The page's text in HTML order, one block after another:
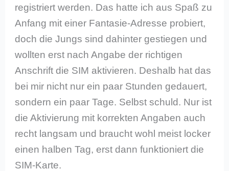
registriert werden. Das hatte ich aus Spaß zu
Anfang mit einer Fantasie-Adresse probiert,
doch die Jungs sind dahinter gestiegen und
wollten erst nach Angabe der richtigen
Anschrift die SIM aktivieren. Deshalb hat das
bei mir nicht nur ein paar Stunden gedauert,
sondern ein paar Tage. Selbst schuld. Nur ist
die Aktivierung mit korrekten Angaben auch
recht langsam und braucht wohl meist locker
einen halben Tag, erst dann funktioniert die
SIM-Karte.